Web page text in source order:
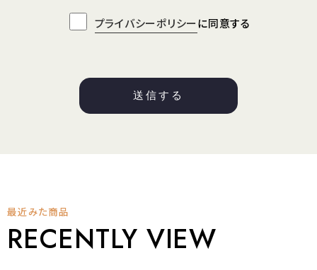
プライバシーポリシーに同意する
最近みた商品
RECENTLY VIEW